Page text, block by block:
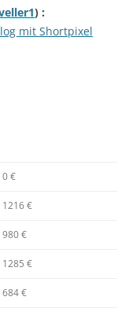
) :
mit Shortpixel
0 €
1216 €
980 €
1285 €
684 €